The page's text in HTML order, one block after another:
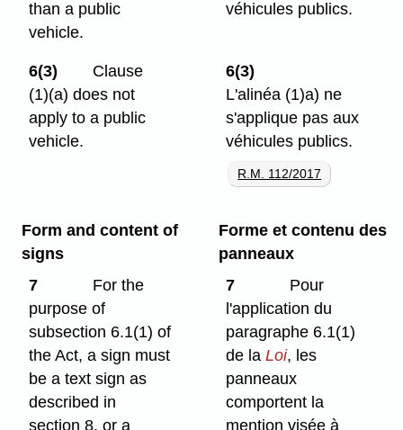
than a public
vehicle.
véhicules publics.
6(3)
Clause
(1)⁠(a) does not
apply to a public
vehicle.
6(3)
L'alinéa (1)a) ne
s'applique pas aux
véhicules publics.
R.M. 112/2017
Form and content of
signs
7
For the
purpose of
subsection 6.1(1) of
the Act, a sign must
be a text sign as
described in
section 8, or a
Forme et contenu des
panneaux
7
Pour
l'application du
paragraphe 6.1(1)
de laLoi, les
panneaux
comportent la
mention visée à